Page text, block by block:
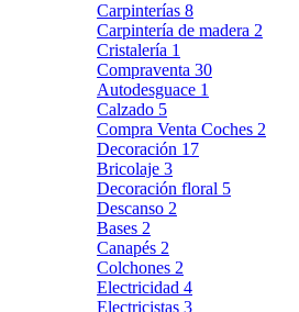
Carpinterías 8
Carpintería de madera 2
Cristalería 1
Compraventa 30
Autodesguace 1
Calzado 5
Compra Venta Coches 2
Decoración 17
Bricolaje 3
Decoración floral 5
Descanso 2
Bases 2
Canapés 2
Colchones 2
Electricidad 4
Electricistas 3